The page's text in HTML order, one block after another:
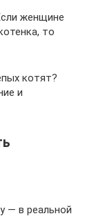
женщине
то
котят?
и
— в реальной